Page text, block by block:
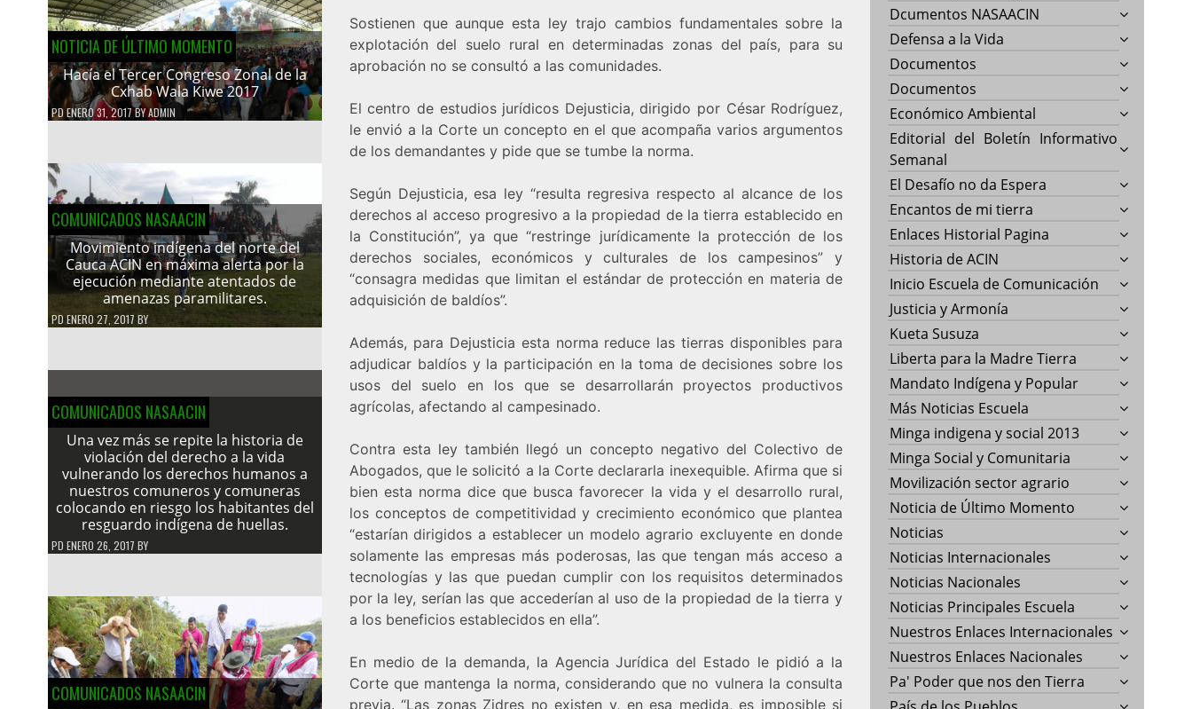
NOTICIA DE ÚLTIMO MOMENTO
Hacía el Tercer Congreso Zonal de la
Cxhab Wala Kiwe 2017
PDENERO 31, 2017BYADMIN
COMUNICADOS NASAACIN
Movimiento indígena del norte del
Cauca ACIN en máxima alerta por la
ejecución mediante atentados de
amenazas paramilitares.
PD ENERO 27, 2017 BY
COMUNICADOS NASAACIN
Una vez más se repite la historia de
violación del derecho a la vida
vulnerando los derechos humanos a
nuestros comuneros y comuneras
colocando en riesgo los habitantes del
resguardo indígena de huellas.
PD ENERO 26, 2017 BY
COMUNICADOS NASAACIN
Sostienen que aunque esta ley trajo cambios fundamentales sobre la
explotación del suelo rural en determinadas zonas del país, para su
aprobación no se consultó a las comunidades.
El centro de estudios jurídicos Dejusticia, dirigido por César Rodríguez,
le envió a la Corte un concepto en el que acompaña varios argumentos
de los demandantes y pide que se tumbe la norma.
Según Dejusticia, esa ley “resulta regresiva respecto al alcance de los
derechos al acceso progresivo a la propiedad de la tierra establecido en
la Constitución”, ya que “restringe jurídicamente la protección de los
derechos sociales, económicos y culturales de los campesinos” y
“consagra medidas que limitan el estándar de protección en materia de
adquisición de baldíos”.
Además, para Dejusticia esta norma reduce las tierras disponibles para
adjudicar baldíos y la participación en la toma de decisiones sobre los
usos del suelo en los que se desarrollarán proyectos productivos
agrícolas, afectando al campesinado.
Contra esta ley también llegó un concepto negativo del Colectivo de
Abogados, que le solicitó a la Corte declararla inexequible. Afirma que si
bien esta norma dice que busca favorecer la vida y el desarrollo rural,
los conceptos de competitividad y crecimiento económico que plantea
“estarían dirigidos a establecer un modelo agrario excluyente en donde
solamente las empresas más poderosas, las que tengan más acceso a
tecnologías y las que puedan cumplir con los requisitos determinados
por la ley, serían las que accederían al uso de la propiedad de la tierra y
a los beneficios establecidos en ella”.
En medio de la demanda, la Agencia Jurídica del Estado le pidió a la
Corte que mantenga la norma, considerando que no vulnera la consulta
previa. “Las zonas Zidres no existen y, en esa medida, es imposible si
Dcumentos NASAACIN
Defensa a la Vida
Documentos
Documentos
Económico Ambiental
Editorial del Boletín Informativo
Semanal
El Desafío no da Espera
Encantos de mi tierra
Enlaces Historial Pagina
Historia de ACIN
Inicio Escuela de Comunicación
Justicia y Armonía
Kueta Susuza
Liberta para la Madre Tierra
Mandato Indígena y Popular
Más Noticias Escuela
Minga indigena y social 2013
Minga Social y Comunitaria
Movilización sector agrario
Noticia de Último Momento
Noticias
Noticias Internacionales
Noticias Nacionales
Noticias Principales Escuela
Nuestros Enlaces Internacionales
Nuestros Enlaces Nacionales
Pa' Poder que nos den Tierra